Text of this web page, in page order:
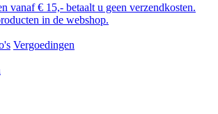
vanaf € 15,- betaalt u geen verzendkosten.
in de webshop.
Vergoedingen